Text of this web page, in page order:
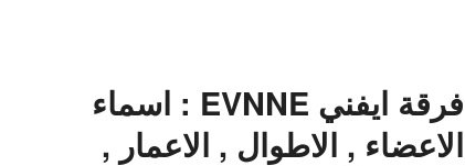
فرقة ايفني EVNNE : اسماء
الاعضاء , الاطوال , الاعمار ,